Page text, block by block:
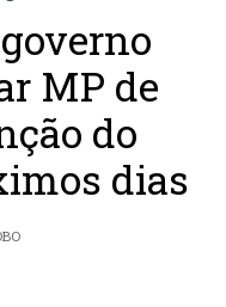
MP de
do
dias